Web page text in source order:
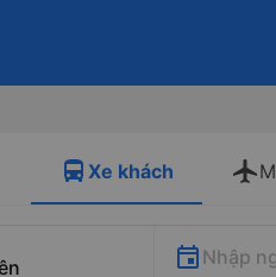
Xe khách
Nhập